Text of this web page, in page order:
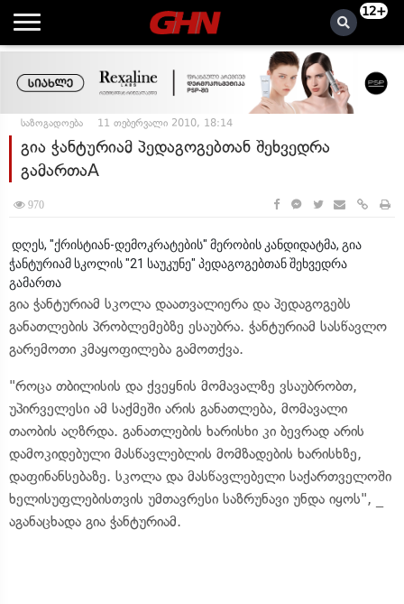
12+
საზოგადოება 11 თებერვალი 2010, 18:14
გია ჭანტურიამ პედაგოგებთან შეხვედრა
გამართაA
970
დღეს, "ქრისტიან-დემოკრატების" მერობის კანდიდატმა, გია
ჭანტურიამ სკოლის "21 საუკუნე" პედაგოგებთან შეხვედრა
გამართა
გია ჭანტურიამ სკოლა დაათვალიერა და პედაგოგებს
განათლების პრობლემებზე ესაუბრა. ჭანტურიამ სასწავლო
გარემოთი კმაყოფილება გამოთქვა.
"როცა თბილისის და ქვეყნის მომავალზე ვსაუბრობთ,
უპირველესი ამ საქმეში არის განათლება, მომავალი
თაობის აღზრდა. განათლების ხარისხი კი ბევრად არის
დამოკიდებული მასწავლებლის მომზადების ხარისხზე,
დაფინანსებაზე. სკოლა და მასწავლებელი საქართველოში
ხელისუფლებისთვის უმთავრესი საზრუნავი უნდა იყოს", _
აგანაცხადა გია ჭანტურიამ.